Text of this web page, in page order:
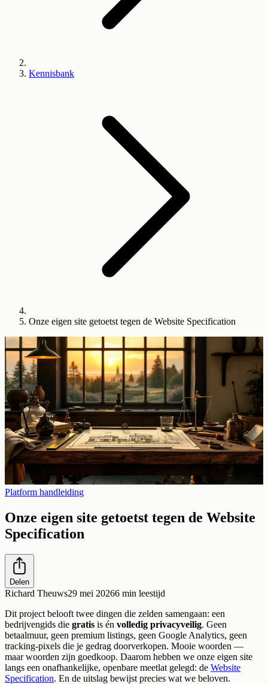
Kennisbank
Onze eigen site getoetst tegen de Website Specification
Platform handleiding
Onze eigen site getoetst tegen de Website
Specification
Delen
Richard Theuws29 mei 20266 min leestijd
Dit project belooft twee dingen die zelden samengaan: een
bedrijvengids die gratis is én volledig privacyveilig. Geen
betaalmuur, geen premium listings, geen Google Analytics, geen
tracking-pixels die je gedrag doorverkopen. Mooie woorden —
maar woorden zijn goedkoop. Daarom hebben we onze eigen site
langs een onafhankelijke, openbare meetlat gelegd: de Website
Specification. En de uitslag bewijst precies wat we beloven.